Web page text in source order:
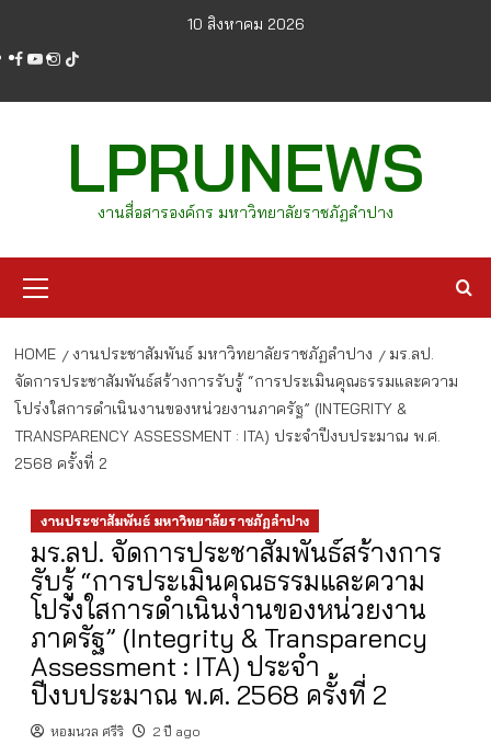
content
10 สิงหาคม 2026
facebook
youtube
instagram
tiktok
LPRUNEWS
งานสื่อสารองค์กร มหาวิทยาลัยราชภัฏลำปาง
Menu
HOME งานประชาสัมพันธ์ มหาวิทยาลัยราชภัฏลำปาง
มร.ลป.
จัดการประชาสัมพันธ์สร้างการรับรู้ “การประเมินคุณธรรมและความ
โปร่งใสการดำเนินงานของหน่วยงานภาครัฐ” (INTEGRITY &
TRANSPARENCY ASSESSMENT : ITA) ประจำปีงบประมาณ พ.ศ.
2568 ครั้งที่ 2
งานประชาสัมพันธ์ มหาวิทยาลัยราชภัฏลำปาง
มร.ลป. จัดการประชาสัมพันธ์สร้างการ
รับรู้ “การประเมินคุณธรรมและความ
โปร่งใสการดำเนินงานของหน่วยงาน
ภาครัฐ” (Integrity & Transparency
Assessment : ITA) ประจำ
ปีงบประมาณ พ.ศ. 2568 ครั้งที่ 2
หอมนวล ศรีริ 2 ปี ago